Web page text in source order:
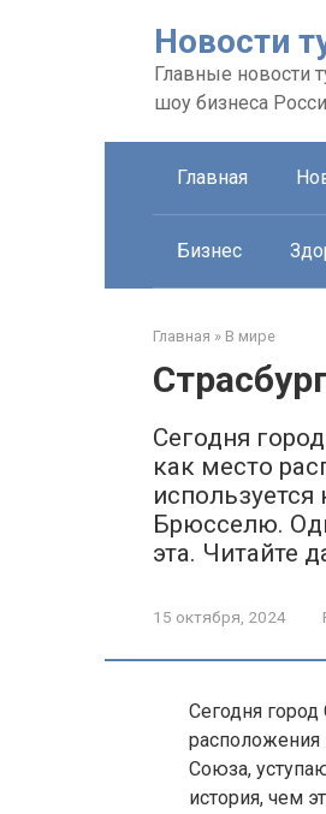
Новости
Главные новости
шоу бизнеса
Главная
Бизнес
Главная » В мире
Сегодня
как место
Брюсселю.
эта. Читайте
15 октября, 2024
Сегодня
расположения
Союза,
история, чем